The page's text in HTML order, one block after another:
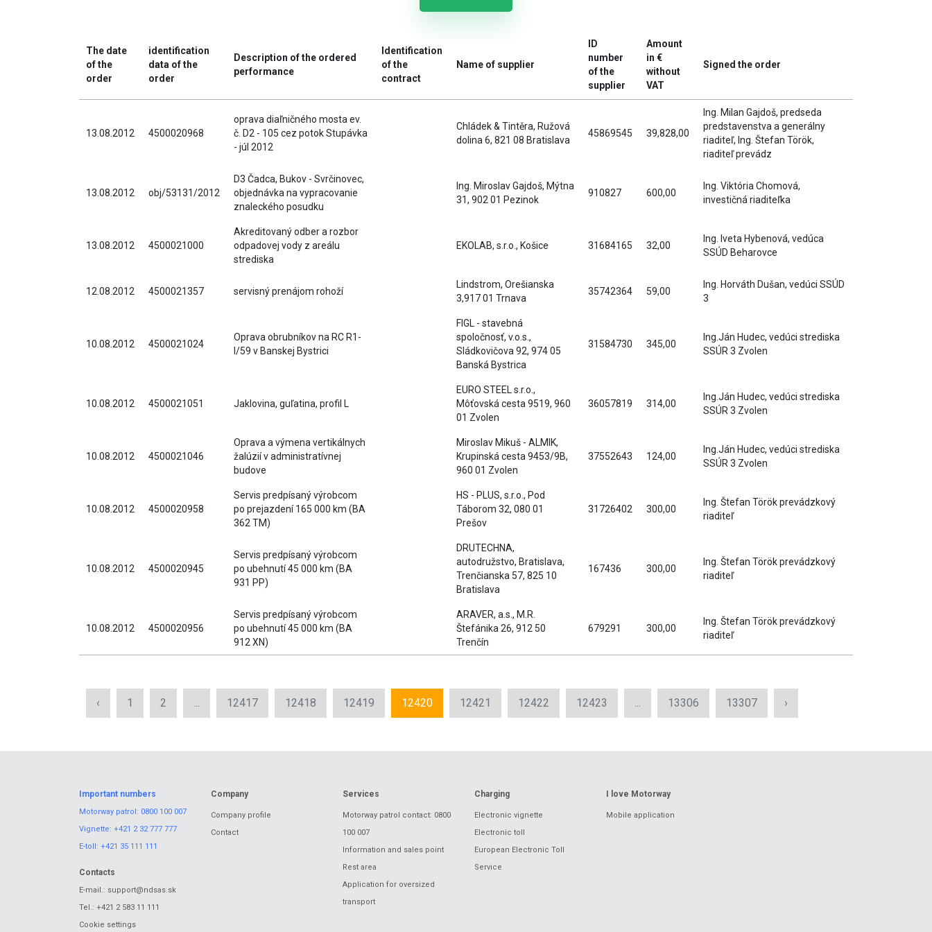
The date
of the
order
identification
data of the
order
Description of the ordered
performance
Identification
of the
contract
Name of supplier
ID
number
of the
supplier
Amount
in €
without
VAT
Signed the order
13.08.2012 4500020968
oprava diaľničného mosta ev.
č. D2 - 105 cez potok Stupávka
- júl 2012
Chládek & Tintěra, Ružová
dolina 6, 821 08 Bratislava
45869545 39,828,00
Ing. Milan Gajdoš, predseda
predstavenstva a generálny
riaditeľ, Ing. Štefan Török,
riaditeľ prevádz
13.08.2012 obj/53131/2012
D3 Čadca, Bukov - Svrčinovec,
objednávka na vypracovanie
znaleckého posudku
Ing. Miroslav Gajdoš, Mýtna
31, 902 01 Pezinok
910827 600,00
Ing. Viktória Chomová,
investičná riaditeľka
13.08.2012 4500021000
Akreditovaný odber a rozbor
odpadovej vody z areálu
strediska
EKOLAB, s.r.o., Košice 31684165 32,00
Ing. Iveta Hybenová, vedúca
SSÚD Beharovce
12.08.2012 4500021357 servisný prenájom rohoží
Lindstrom, Orešianska
3,917 01 Trnava
35742364 59,00
Ing. Horváth Dušan, vedúci SSÚD
3
10.08.2012 4500021024
Oprava obrubníkov na RC R1-
I/59 v Banskej Bystrici
FIGL - stavebná
spoločnosť, v.o.s.,
Sládkovičova 92, 974 05
Banská Bystrica
31584730 345,00
Ing.Ján Hudec, vedúci strediska
SSÚR 3 Zvolen
10.08.2012 4500021051 Jaklovina, guľatina, profil L
EURO STEEL s.r.o.,
Môťovská cesta 9519, 960
01 Zvolen
36057819 314,00
Ing.Ján Hudec, vedúci strediska
SSÚR 3 Zvolen
10.08.2012 4500021046
Oprava a výmena vertikálnych
žalúzií v administratívnej
budove
Miroslav Mikuš - ALMIK,
Krupinská cesta 9453/9B,
960 01 Zvolen
37552643 124,00
Ing.Ján Hudec, vedúci strediska
SSÚR 3 Zvolen
10.08.2012 4500020958
Servis predpísaný výrobcom
po prejazdení 165 000 km (BA
362 TM)
HS - PLUS, s.r.o., Pod
Táborom 32, 080 01
Prešov
31726402 300,00
Ing. Štefan Török prevádzkový
riaditeľ
10.08.2012 4500020945
Servis predpísaný výrobcom
po ubehnutí 45 000 km (BA
931 PP)
DRUTECHNA,
autodružstvo, Bratislava,
Trenčianska 57, 825 10
Bratislava
167436 300,00
Ing. Štefan Török prevádzkový
riaditeľ
10.08.2012 4500020956
Servis predpísaný výrobcom
po ubehnutí 45 000 km (BA
912 XN)
ARAVER, a.s., M.R.
Štefánika 26, 912 50
Trenčín
679291 300,00
Ing. Štefan Török prevádzkový
riaditeľ
‹ 1 2 ... 12417 12418 12419 12420 12421 12422 12423 ... 13306 13307 ›
Important numbers
Motorway patrol: 0800 100 007
Vignette: +421 2 32 777 777
E-toll: +421 35 111 111
Contacts
E-mail.: support@ndsas.sk
Tel.: +421 2 583 11 111
Cookie settings
Company
Company profile
Contact
Services
Motorway patrol contact: 0800
100 007
Information and sales point
Rest area
Application for oversized
transport
Charging
Electronic vignette
Electronic toll
European Electronic Toll
Service
I love Motorway
Mobile application